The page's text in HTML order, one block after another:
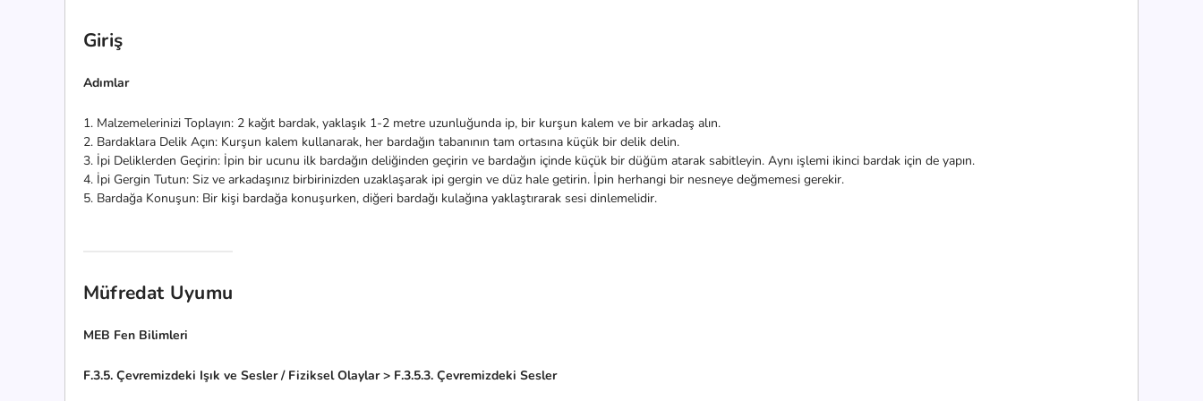
Giriş
Adımlar
1. Malzemelerinizi Toplayın: 2 kağıt bardak, yaklaşık 1-2 metre uzunluğunda ip, bir kurşun kalem ve bir arkadaş alın.
2. Bardaklara Delik Açın: Kurşun kalem kullanarak, her bardağın tabanının tam ortasına küçük bir delik delin.
3. İpi Deliklerden Geçirin: İpin bir ucunu ilk bardağın deliğinden geçirin ve bardağın içinde küçük bir düğüm atarak sabitleyin. Aynı işlemi ikinci bardak için de yapın.
4. İpi Gergin Tutun: Siz ve arkadaşınız birbirinizden uzaklaşarak ipi gergin ve düz hale getirin. İpin herhangi bir nesneye değmemesi gerekir.
5. Bardağa Konuşun: Bir kişi bardağa konuşurken, diğeri bardağı kulağına yaklaştırarak sesi dinlemelidir.
Müfredat Uyumu
MEB Fen Bilimleri
F.3.5. Çevremizdeki Işık ve Sesler / Fiziksel Olaylar > F.3.5.3. Çevremizdeki Sesler